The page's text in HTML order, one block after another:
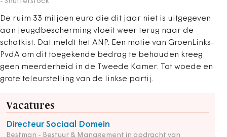
De ruim 33 miljoen euro die dit jaar niet is uitgegeven
aan jeugdbescherming vloeit weer terug naar de
schatkist. Dat meldt het ANP. Een motie van GroenLinks-
PvdA om dit toegekende bedrag te behouden kreeg
geen meerderheid in de Tweede Kamer. Tot woede en
grote teleurstelling van de linkse partij.
Vacatures
Directeur Sociaal Domein
Bestman - Bestuur & Management in opdracht van